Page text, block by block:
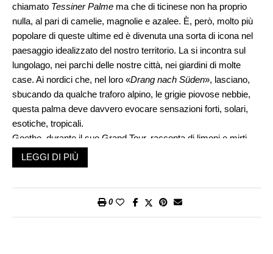
chiamato Tessiner Palme ma che di ticinese non ha proprio
nulla, al pari di camelie, magnolie e azalee. È, però, molto più
popolare di queste ultime ed è divenuta una sorta di icona nel
paesaggio idealizzato del nostro territorio. La si incontra sul
lungolago, nei parchi delle nostre città, nei giardini di molte
case. Ai nordici che, nel loro «Drang nach Süden», lasciano,
sbucando da qualche traforo alpino, le grigie piovose nebbie,
questa palma deve davvero evocare sensazioni forti, solari,
esotiche, tropicali.
Goethe, durante il suo Grand Tour, racconta di limoni e mirti
che, loro sì, vogliono estati calde e inverni miti. Non
necessariamente la nostra palma che sopporta rigori invernali
tranquillamente all’aperto fino in Germania, in Belgio, in Olanda
LEGGI DI PIÙ
0